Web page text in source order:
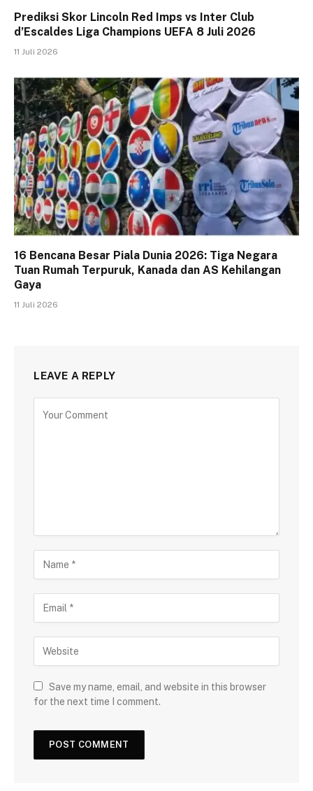
Prediksi Skor Lincoln Red Imps vs Inter Club
d’Escaldes Liga Champions UEFA 8 Juli 2026
11 Juli 2026
16 Bencana Besar Piala Dunia 2026: Tiga Negara
Tuan Rumah Terpuruk, Kanada dan AS Kehilangan
Gaya
11 Juli 2026
LEAVE A REPLY
Save my name, email, and website in this browser
for the next time I comment.